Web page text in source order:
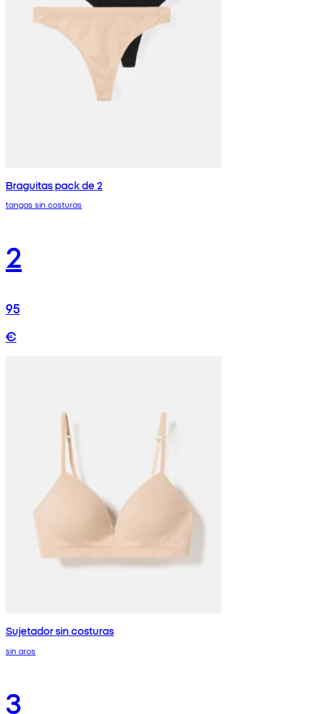
Braguitas pack de 2
tangas sin costuras
2
95
€
Sujetador sin costuras
sin aros
3